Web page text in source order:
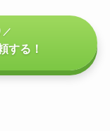
／
する！